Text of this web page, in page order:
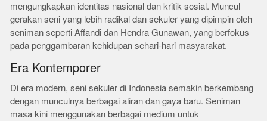
mengungkapkan identitas nasional dan kritik sosial. Muncul
gerakan seni yang lebih radikal dan sekuler yang dipimpin oleh
seniman seperti Affandi dan Hendra Gunawan, yang berfokus
pada penggambaran kehidupan sehari-hari masyarakat.
Era Kontemporer
Di era modern, seni sekuler di Indonesia semakin berkembang
dengan munculnya berbagai aliran dan gaya baru. Seniman
masa kini menggunakan berbagai medium untuk